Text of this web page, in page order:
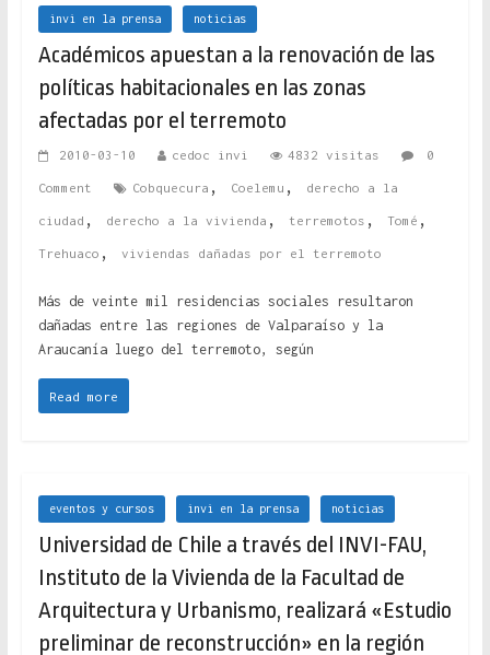
invi en la prensa noticias
Académicos apuestan a la renovación de las
políticas habitacionales en las zonas
afectadas por el terremoto
2010-03-10 cedoc invi 4832 visitas 0
Comment Cobquecura , Coelemu , derecho a la
ciudad , derecho a la vivienda , terremotos , Tomé ,
Trehuaco , viviendas dañadas por el terremoto
Más de veinte mil residencias sociales resultaron
dañadas entre las regiones de Valparaíso y la
Araucanía luego del terremoto, según
Read more
eventos y cursos invi en la prensa noticias
Universidad de Chile a través del INVI-FAU,
Instituto de la Vivienda de la Facultad de
Arquitectura y Urbanismo, realizará «Estudio
preliminar de reconstrucción» en la región